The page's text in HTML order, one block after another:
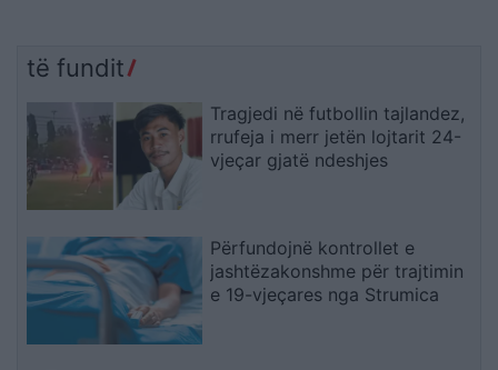
të fundit
Tragjedi në futbollin tajlandez,
rrufeja i merr jetën lojtarit 24-
vjeçar gjatë ndeshjes
Përfundojnë kontrollet e
jashtëzakonshme për trajtimin
e 19-vjeçares nga Strumica